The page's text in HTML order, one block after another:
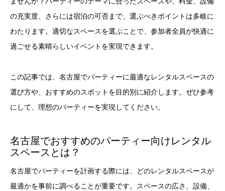
の充実度、さらには宿泊の可否まで、選ぶべきポイントは多岐に
わたります。適切なスペースを選ぶことで、参加者全員が快適に
過ごせる素晴らしいイベントを実現できます。
この記事では、名古屋でパーティーに最適なレンタルスペースの
選び方や、おすすめのスポットを目的別に紹介します。ぜひ参考
にして、理想のパーティーを実現してください。
名古屋でおすすめのパーティー向けレンタル
スペースとは？
名古屋でパーティーを計画する際には、どのレンタルスペースが
最適かを事前に調べることが重要です。スペースの広さ、設備、